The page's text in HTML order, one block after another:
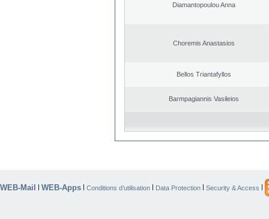
Diamantopoulou Anna
Choremis Anastasios
Bellos Triantafyllos
Barmpagiannis Vasileios
WEB-Mail | WEB-Apps | Conditions d’utilisation | Data Protection | Security & Access |